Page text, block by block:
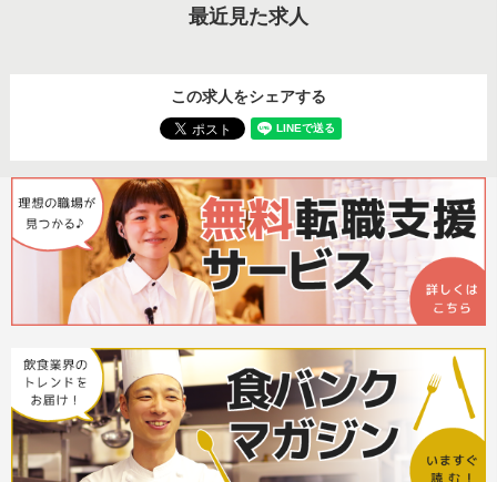
最近見た求人
この求人をシェアする